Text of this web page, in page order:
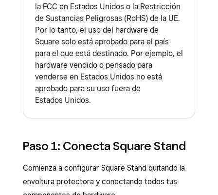
la FCC en Estados Unidos o la Restricción
de Sustancias Peligrosas (RoHS) de la UE.
Por lo tanto, el uso del hardware de
Square solo está aprobado para el país
para el que está destinado. Por ejemplo, el
hardware vendido o pensado para
venderse en Estados Unidos no está
aprobado para su uso fuera de
Estados Unidos.
Paso 1: Conecta Square Stand
Comienza a configurar Square Stand quitando la
envoltura protectora y conectando todos tus